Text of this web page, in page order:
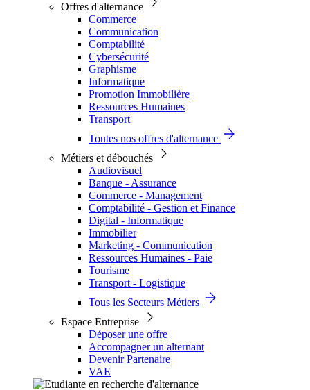
Offres d'alternance
Commerce
Communication
Comptabilité
Cybersécurité
Graphisme
Informatique
Promotion Immobilière
Ressources Humaines
Transport
Toutes nos offres d'alternance
Métiers et débouchés
Audiovisuel
Banque - Assurance
Commerce - Management
Comptabilité - Gestion et Finance
Digital - Informatique
Immobilier
Marketing - Communication
Ressources Humaines - Paie
Tourisme
Transport - Logistique
Tous les Secteurs Métiers
Espace Entreprise
Déposer une offre
Accompagner un alternant
Devenir Partenaire
VAE